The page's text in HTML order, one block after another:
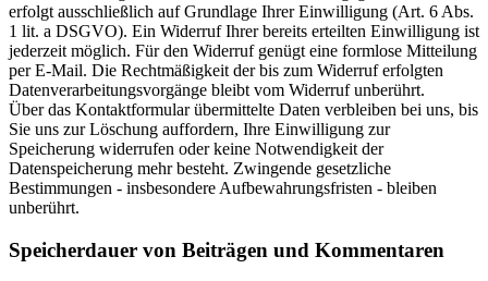
erfolgt ausschließlich auf Grundlage Ihrer Einwilligung (Art. 6 Abs.
1 lit. a DSGVO). Ein Widerruf Ihrer bereits erteilten Einwilligung ist
jederzeit möglich. Für den Widerruf genügt eine formlose Mitteilung
per E-Mail. Die Rechtmäßigkeit der bis zum Widerruf erfolgten
Datenverarbeitungsvorgänge bleibt vom Widerruf unberührt.
Über das Kontaktformular übermittelte Daten verbleiben bei uns, bis
Sie uns zur Löschung auffordern, Ihre Einwilligung zur
Speicherung widerrufen oder keine Notwendigkeit der
Datenspeicherung mehr besteht. Zwingende gesetzliche
Bestimmungen - insbesondere Aufbewahrungsfristen - bleiben
unberührt.
Speicherdauer von Beiträgen und Kommentaren